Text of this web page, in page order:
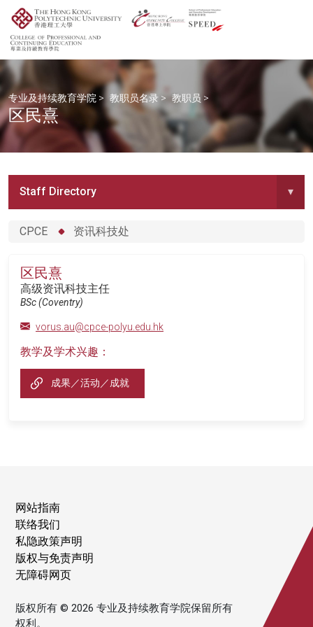
专业及持续教育学院 > 教职员名录 > 教职员 >
区民熹
Staff Directory ▾
CPCE 资讯科技处
区民熹
高级资讯科技主任
BSc (Coventry)
vorus.au@cpce-polyu.edu.hk
教学及学术兴趣：
成果／活动／成就
网站指南
联络我们
私隐政策声明
版权与免责声明
无障碍网页
版权所有 © 2026 专业及持续教育学院保留所有
权利。